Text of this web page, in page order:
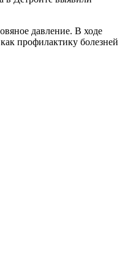
давление. В ходе
профилактику болезней